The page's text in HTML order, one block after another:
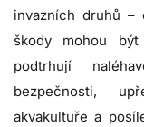
invazních druhů –
škody mohou
podtrhují
bezpečnosti,
akvakultuře a